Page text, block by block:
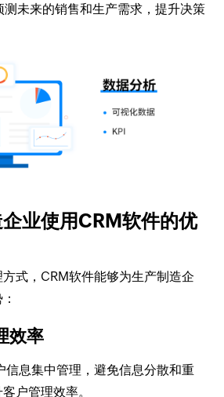
测未来的销售和生产需求，提升决策
业使用CRM软件的优
式，CRM软件能够为生产制造企
效率
信息集中管理，避免信息分散和重
户管理效率。